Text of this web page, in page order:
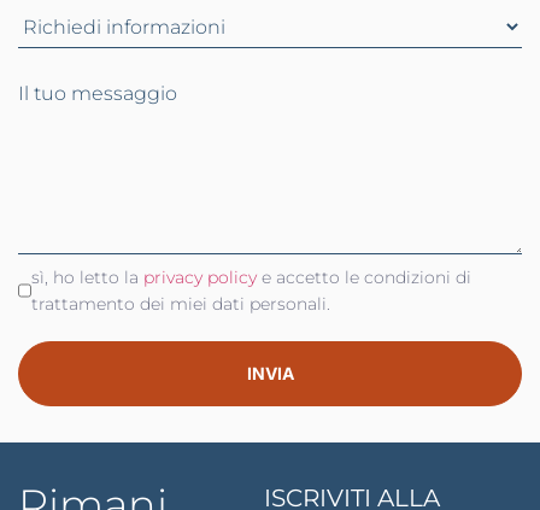
Il tuo messaggio
sì, ho letto la privacy policye accetto le condizioni di
trattamento dei miei dati personali.
ISCRIVITI ALLA